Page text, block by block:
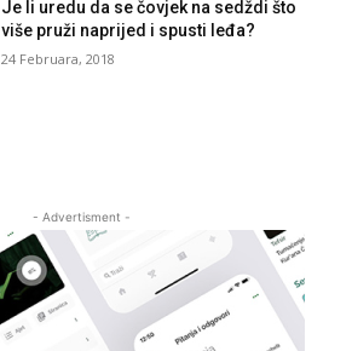
Je li uredu da se čovjek na sedždi što
više pruži naprijed i spusti leđa?
24 Februara, 2018
- Advertisment -